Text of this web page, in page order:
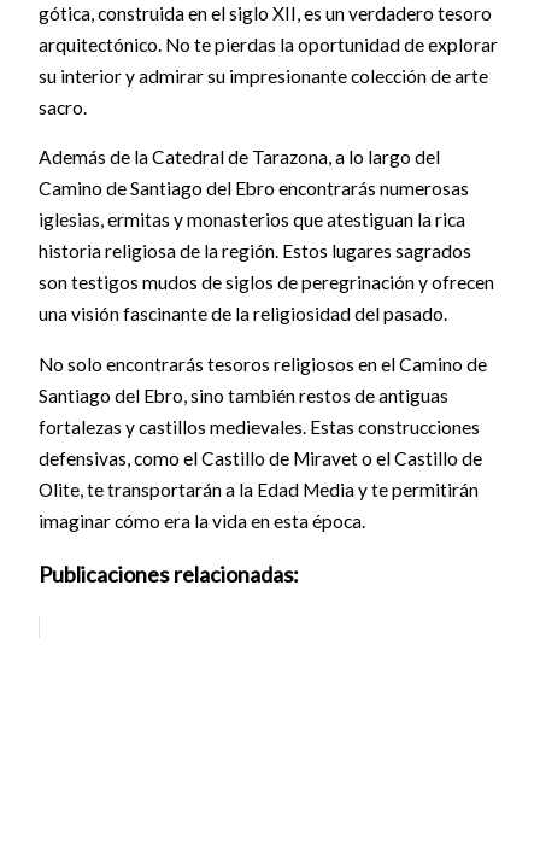
gótica, construida en el siglo XII, es un verdadero tesoro
arquitectónico. No te pierdas la oportunidad de explorar
su interior y admirar su impresionante colección de arte
sacro.
Además de la Catedral de Tarazona, a lo largo del
Camino de Santiago del Ebro encontrarás numerosas
iglesias, ermitas y monasterios que atestiguan la rica
historia religiosa de la región. Estos lugares sagrados
son testigos mudos de siglos de peregrinación y ofrecen
una visión fascinante de la religiosidad del pasado.
No solo encontrarás tesoros religiosos en el Camino de
Santiago del Ebro, sino también restos de antiguas
fortalezas y castillos medievales. Estas construcciones
defensivas, como el Castillo de Miravet o el Castillo de
Olite, te transportarán a la Edad Media y te permitirán
imaginar cómo era la vida en esta época.
Publicaciones relacionadas: